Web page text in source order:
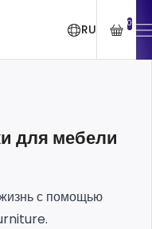
RU 0
для мебели
с помощью